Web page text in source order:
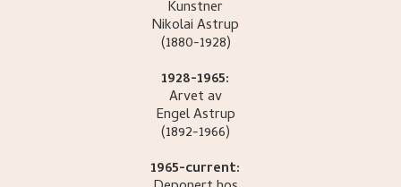
Kunstner
NikolaiAstrup
(1880-1928)
1928-1965:
Arvet av
EngelAstrup
(1892-1966)
1965-current: